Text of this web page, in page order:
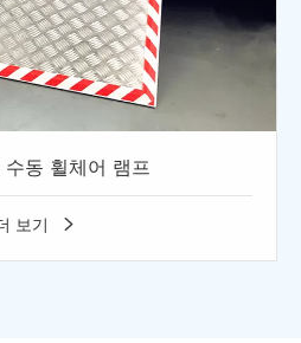
수동 휠체어 램프
보기 